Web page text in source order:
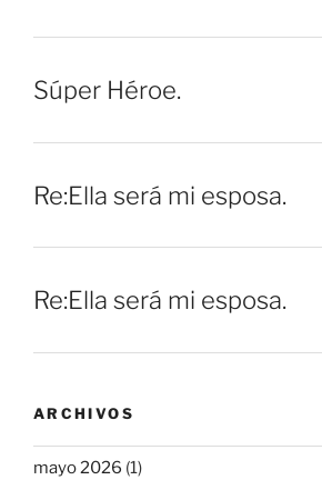
Súper Héroe.
Re:Ella será mi esposa.
Re:Ella será mi esposa.
ARCHIVOS
mayo 2026 (1)